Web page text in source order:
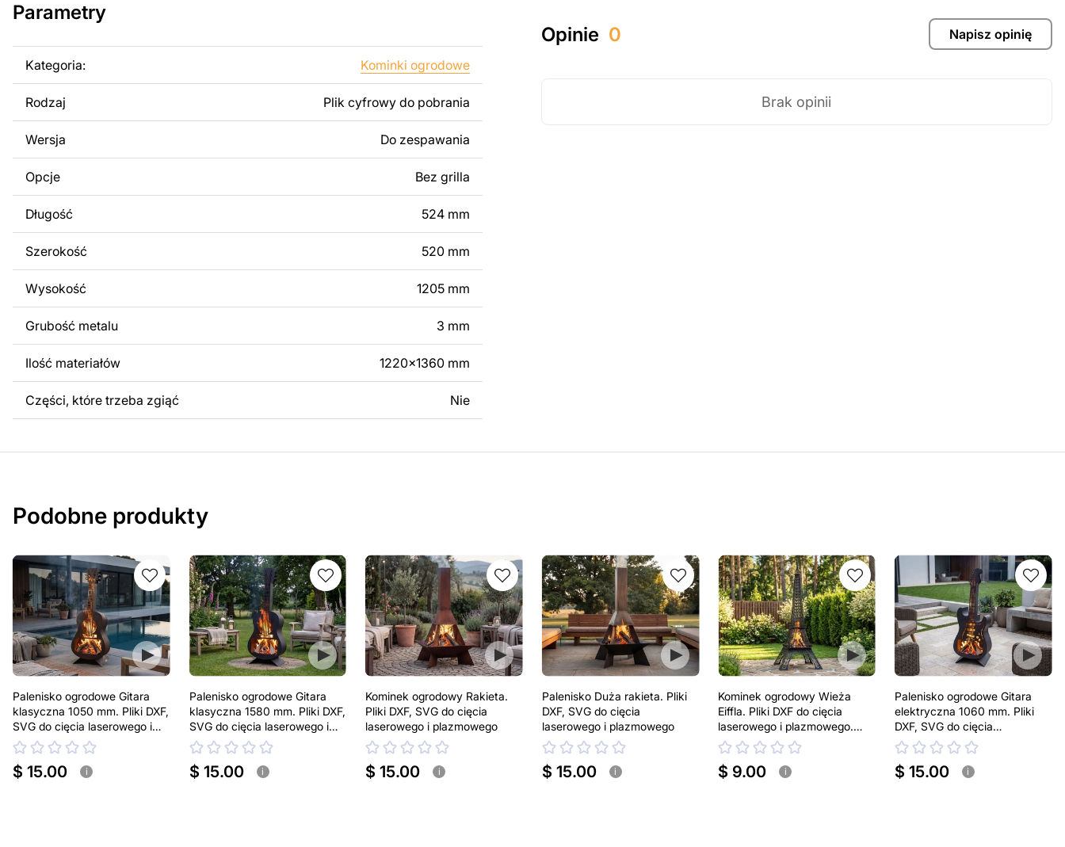
Można używać tych plików do tworzenia gotowych produktów zarówno do
odsprzedaż lub udostępnianie oryginalnych bądź zmodyfikowanych plików jest
Za dodatkową opłatą możemy dostosować projekt poprzez dodanie tekstu,
obrazów lub logo Twojej firmy albo wprowadzenie innych modyfikacji według
Twoich potrzeb. Jeśli potrzebujesz indywidualnego projektu metalowego
produktu, skontaktuj się z nami.
Jeśli masz jakiekolwiek pytania lub potrzebujesz pomocy, skontaktuj się z nami
w dowolnym momencie – zawsze chętnie pomożemy.
Parametry
Kategoria: Kominki ogrodowe
Rodzaj Plik cyfrowy do pobrania
Wersja Do zespawania
Opcje Bez grilla
Długość 524 mm
Szerokość 520 mm
Wysokość 1205 mm
Grubość metalu 3 mm
Ilość materiałów 1220x1360 mm
Części, które trzeba zgiąć Nie
Opinie 0 Napisz opinię
Brak opinii
Podobne produkty
Palenisko ogrodowe Gitara
klasyczna 1050 mm. Pliki DXF,
SVG do cięcia laserowego i
plazmowego
$ 15.00 i
Palenisko ogrodowe Gitara
klasyczna 1580 mm. Pliki DXF,
SVG do cięcia laserowego i
plazmowego
$ 15.00 i
Kominek ogrodowy Rakieta.
Pliki DXF, SVG do cięcia
laserowego i plazmowego
$ 15.00 i
Palenisko Duża rakieta. Pliki
DXF, SVG do cięcia
laserowego i plazmowego
$ 15.00 i
Kominek ogrodowy Wieża
Eiffla. Pliki DXF do cięcia
laserowego i plazmowego.
Kominek tarasowy
$ 9.00 i
Palenisko ogrodowe Gitara
elektryczna 1060 mm. Pliki
DXF, SVG do cięcia
laserowego i plazmowego
$ 15.00 i